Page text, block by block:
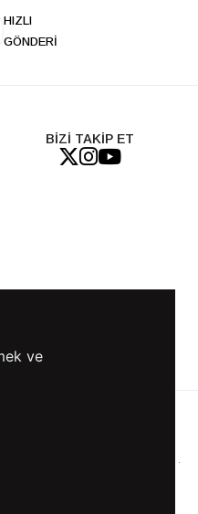
HIZLI
GÖNDERİ
BİZİ TAKİP ET
ve